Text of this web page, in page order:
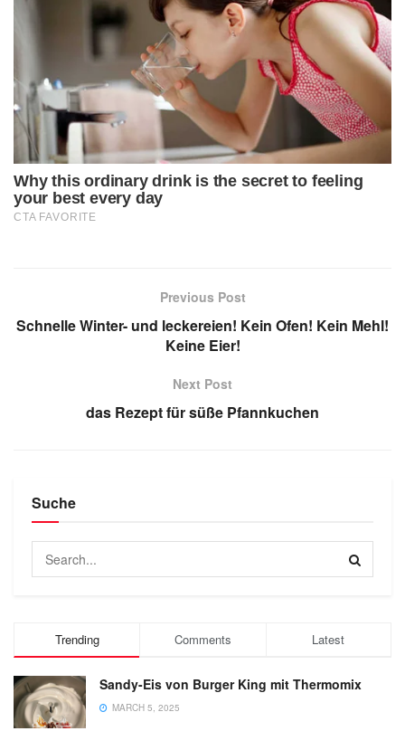
Previous Post
Schnelle Winter- und leckereien! Kein Ofen! Kein Mehl!
Keine Eier!
Next Post
das Rezept für süße Pfannkuchen
Suche
Trending Comments Latest
Sandy-Eis von Burger King mit Thermomix
MARCH 5, 2025